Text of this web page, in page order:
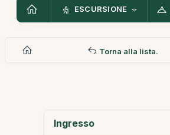
ESCURSIONE
Torna alla lista.
Ingresso